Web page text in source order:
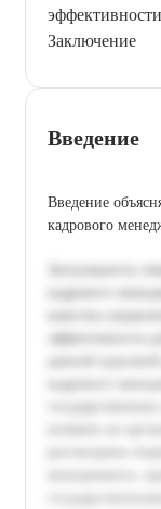
Заключение
Введение
Введение
кадрового